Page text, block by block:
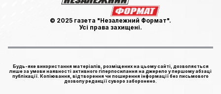
© 2025 газета "Незалежний Формат".
Усі права захищені.
Будь-яке використання матеріалів, розміщених на цьому сайті, дозволяється
лише за умови наявності активного гіперпосилання на джерело у першому абзаці
публікації. Копіювання, відтворення чи поширення інформації без письмового
дозволу редакції суворо заборонено.